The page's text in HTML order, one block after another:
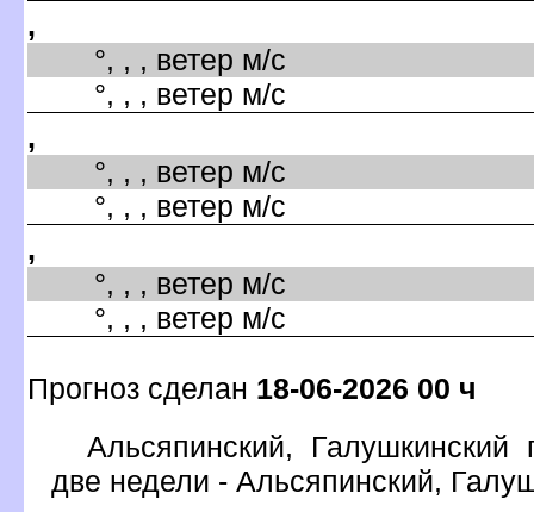
,
°, , , ветер м/с
°, , , ветер м/с
,
°, , , ветер м/с
°, , , ветер м/с
,
°, , , ветер м/с
°, , , ветер м/с
Прогноз сделан 18-06-2026 00 ч
Альсяпинский,
две недели - Альсяпинский,